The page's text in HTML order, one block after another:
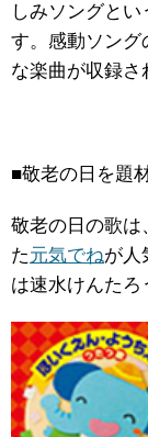
しみソングと
す。感動ソング
な楽曲が収録さ
■敬老の日を題
敬老の日の歌は
た元気でねが人
は速水けんたろ